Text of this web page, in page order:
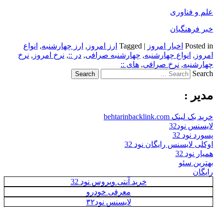
علم و فناوری
خبر فرهنگیان
Posted in اخبار امروز |
Tagged ارز امروز , ارز چهارشنبه, انواع
امروز , انواع چهارشنبه, چهارشنبه صرافی, در ::, نرخ امروز , نرخ
چهارشنبه, نرخ صرافی, های ::
Search
مدیر :
خرید بک لینک behtarinbacklink.com
لایسنس نود32
پسورد نود 32
اوکلی لایسنس رایگان نود 32
همیار نود 32
بهترین سئو
رایگان
خرید آنتی ویروس نود 32
معرفی خودرو
لایسنس نود۳۲